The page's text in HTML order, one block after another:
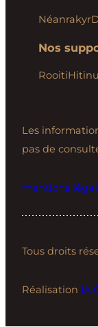
Néanrakyr
Nos
Rooiti
Les
pas de
mentions
Tous droits
Réalisation IA